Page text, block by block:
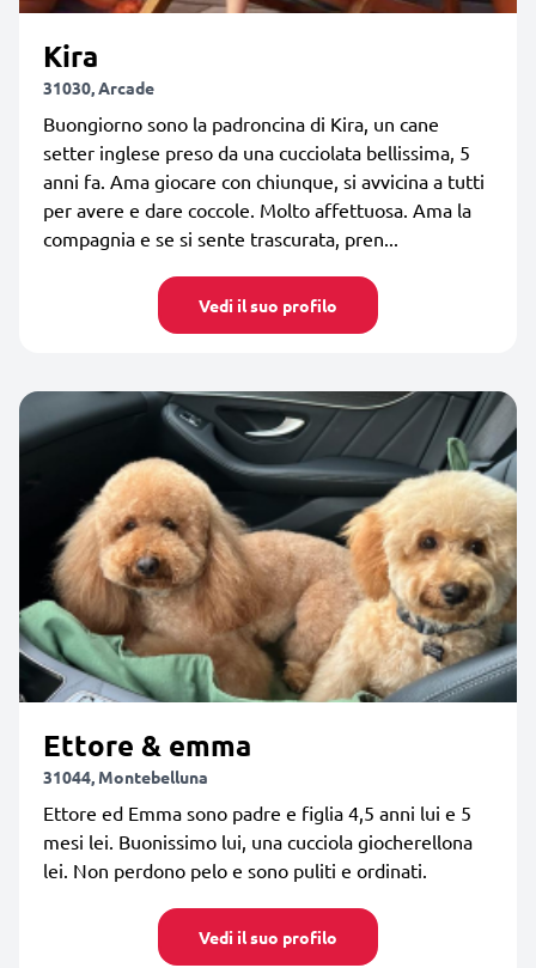
Kira
31030, Arcade
Buongiorno sono la padroncina di Kira, un cane
setter inglese preso da una cucciolata bellissima, 5
anni fa. Ama giocare con chiunque, si avvicina a tutti
per avere e dare coccole. Molto affettuosa. Ama la
compagnia e se si sente trascurata, pren...
Vedi il suo profilo
Ettore & emma
31044, Montebelluna
Ettore ed Emma sono padre e figlia 4,5 anni lui e 5
mesi lei. Buonissimo lui, una cucciola giocherellona
lei. Non perdono pelo e sono puliti e ordinati.
Vedi il suo profilo